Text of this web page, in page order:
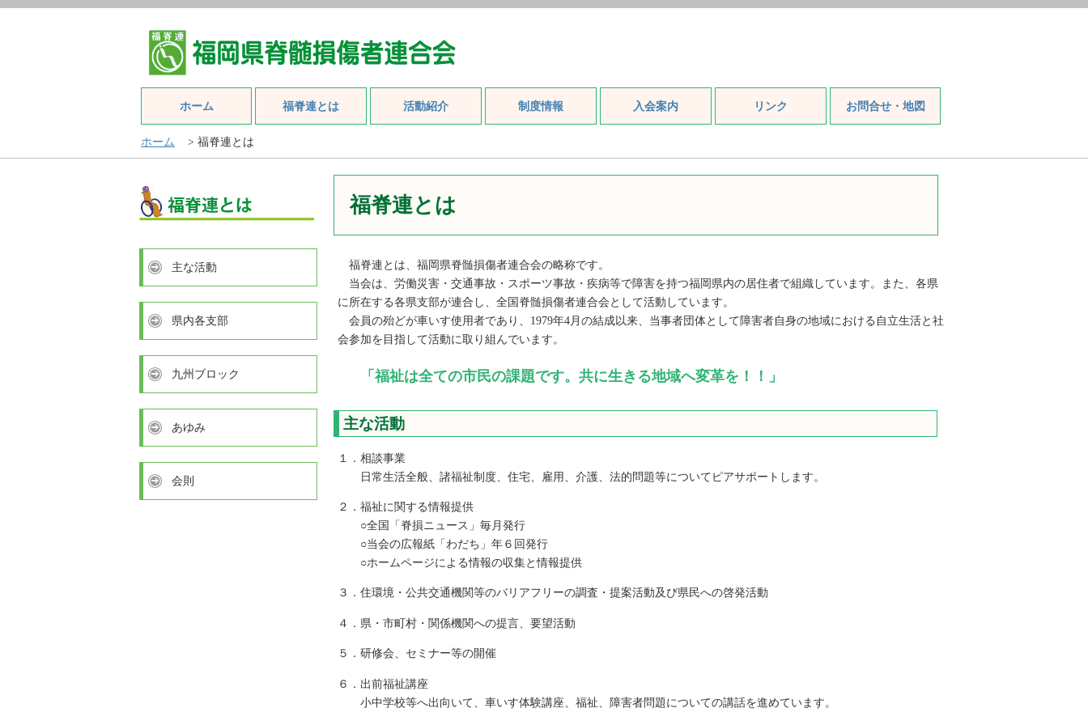
ホーム 福脊連とは 活動紹介 制度情報 入会案内 リンク お問合せ・地図
ホーム > 福脊連とは
福脊連とは
福脊連とは、福岡県脊髄損傷者連合会の略称です。
当会は、労働災害・交通事故・スポーツ事故・疾病等で障害を持つ福岡県内の居住者で組織しています。また、各県
に所在する各県支部が連合し、全国脊髄損傷者連合会として活動しています。
会員の殆どが車いす使用者であり、1979年4月の結成以来、当事者団体として障害者自身の地域における自立生活と社
会参加を目指して活動に取り組んでいます。
「福祉は全ての市民の課題です。共に生きる地域へ変革を！！」
主な活動
１．相談事業
日常生活全般、諸福祉制度、住宅、雇用、介護、法的問題等についてピアサポートします。
２．福祉に関する情報提供
○全国「脊損ニュース」毎月発行
○当会の広報紙「わだち」年６回発行
○ホームページによる情報の収集と情報提供
３．住環境・公共交通機関等のバリアフリーの調査・提案活動及び県民への啓発活動
４．県・市町村・関係機関への提言、要望活動
５．研修会、セミナー等の開催
６．出前福祉講座
小中学校等へ出向いて、車いす体験講座、福祉、障害者問題についての講話を進めています。
主な活動
県内各支部
九州ブロック
あゆみ
会則